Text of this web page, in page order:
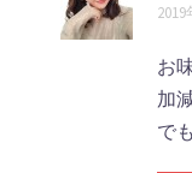
お
加
で